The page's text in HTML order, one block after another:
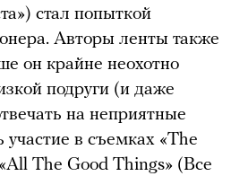
стал попыткой
Авторы ленты также
он крайне неохотно
подруги (и даже
на неприятные
участие в съемках «The
The Good Things» (Все